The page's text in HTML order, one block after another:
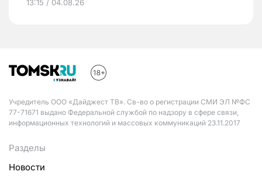
13:15 / 04.08.26
Учредитель ООО «Дайджест ТВ». Св-во о регистрации СМИ ЭЛ №ФС
77-71671 выдано Федеральной службой по надзору в сфере связи,
информационных технологий и массовых коммуникаций 23.11.2017
Разделы
Новости